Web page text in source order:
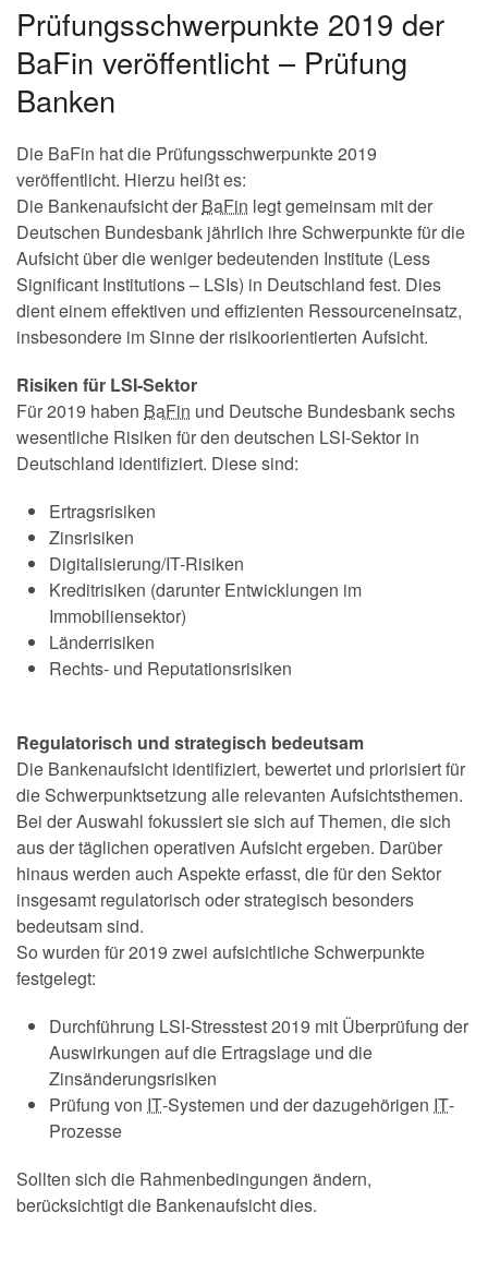
Prüfungsschwerpunkte 2019 der
BaFin veröffentlicht – Prüfung
Banken
Die BaFin hat die Prüfungsschwerpunkte 2019
veröffentlicht. Hierzu heißt es:
Die Bankenaufsicht der BaFin legt gemeinsam mit der
Deutschen Bundesbank jährlich ihre Schwerpunkte für die
Aufsicht über die weniger bedeutenden Institute (Less
Significant Institutions – LSIs) in Deutschland fest. Dies
dient einem effektiven und effizienten Ressourceneinsatz,
insbesondere im Sinne der risikoorientierten Aufsicht.
Risiken für LSI-Sektor
Für 2019 haben BaFin und Deutsche Bundesbanksechs
wesentliche Risiken für den deutschen LSI-Sektor in
Deutschland identifiziert. Diese sind:
Ertragsrisiken
Zinsrisiken
Digitalisierung/IT-Risiken
Kreditrisiken (darunter Entwicklungen im
Immobiliensektor)
Länderrisiken
Rechts- und Reputationsrisiken
Regulatorisch und strategisch bedeutsam
Die Bankenaufsicht identifiziert, bewertet und priorisiert für
die Schwerpunktsetzung alle relevanten Aufsichtsthemen.
Bei der Auswahl fokussiert sie sich auf Themen, die sich
aus der täglichen operativen Aufsicht ergeben. Darüber
hinaus werden auch Aspekte erfasst, die für den Sektor
insgesamt regulatorisch oder strategisch besonders
bedeutsam sind.
So wurden für 2019 zwei aufsichtliche Schwerpunkte
festgelegt:
Durchführung LSI-Stresstest 2019 mit Überprüfung der
Auswirkungen auf die Ertragslage und die
Zinsänderungsrisiken
Prüfung von IT-Systemen und der dazugehörigen IT-
Prozesse
Sollten sich die Rahmenbedingungen ändern,
berücksichtigt die Bankenaufsicht dies.